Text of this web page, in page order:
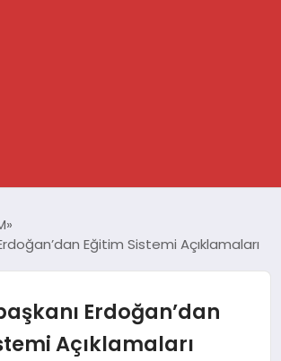
Eğitim Sistemi Açıklamaları
Erdoğan’dan
Açıklamaları